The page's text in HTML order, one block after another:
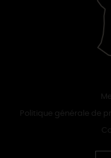
Politique générale de